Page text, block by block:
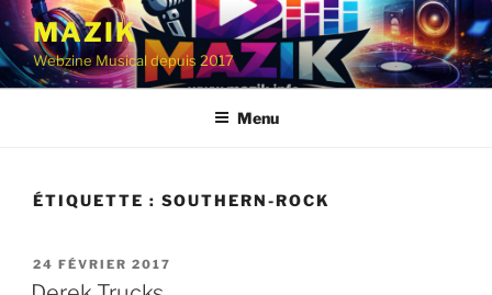
Aller
contenu
principal
MAZIK
Webzine Musical depuis 2017
Menu
ÉTIQUETTE : SOUTHERN-ROCK
PUBLIÉ
LE
24 FÉVRIER 2017